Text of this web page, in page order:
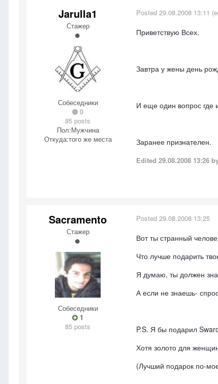
Jarulla1
Стажер
Собеседники
0
85 posts
Пол:Мужчина
Откуда:того же места
Posted 29.08.2008 13:11
Приветствую Всех.
Завтра у жены день
И еще один вопрос где
Заранее признателен.
Edited 29.08.2008 13:26
Sacramento
Стажер
Собеседники
1
85 posts
Posted 29.08.2008 13:25
Вот ты странный
Что лучше подарить
Я думаю, ты должен
А если не знаешь-
P.S. Я бы подарил
Хотя золото для
(Лучший подарок по-